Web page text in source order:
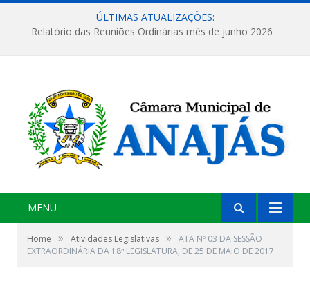
ÚLTIMAS ATUALIZAÇÕES:
Relatório das Reuniões Ordinárias mês de junho 2026
MENU
Home » Atividades Legislativas »
ATA Nº 03 DA SESSÃO
EXTRAORDINÁRIA DA 18ª LEGISLATURA, DE 25 DE MAIO DE 2017